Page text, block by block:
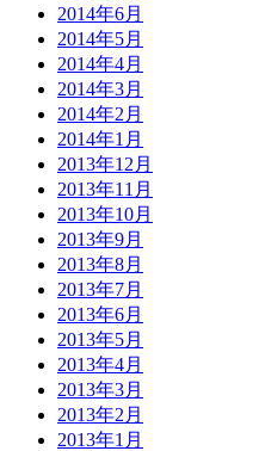
2014年6月
2014年5月
2014年4月
2014年3月
2014年2月
2014年1月
2013年12月
2013年11月
2013年10月
2013年9月
2013年8月
2013年7月
2013年6月
2013年5月
2013年4月
2013年3月
2013年2月
2013年1月